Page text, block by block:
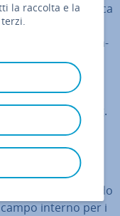
motore di ricerca
pro­dut­to­ri di
YouTube. La piat­ta­
nel recente
un pulsante
allora questa era
canali di gaming.
essere di­
YouTube.
ab­bo­na­men­to
ricevendo
interno per i
la raccolta e la